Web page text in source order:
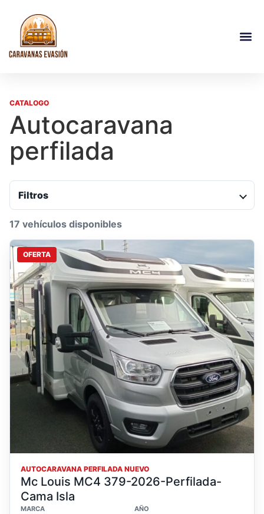
CATALOGO
Autocaravana
perfilada
Filtros
17 vehículos disponibles
OFERTA
AUTOCARAVANA PERFILADA NUEVO
Mc Louis MC4 379-2026-Perfilada-
Cama Isla
MARCA AÑO